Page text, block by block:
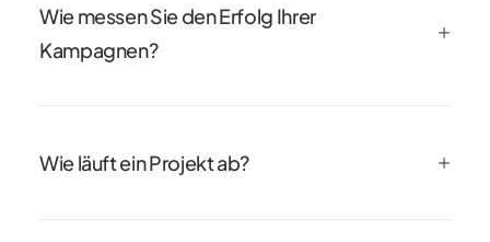
Wie messen Sie den Erfolg Ihrer
Kampagnen?
Wie läuft ein Projekt ab?